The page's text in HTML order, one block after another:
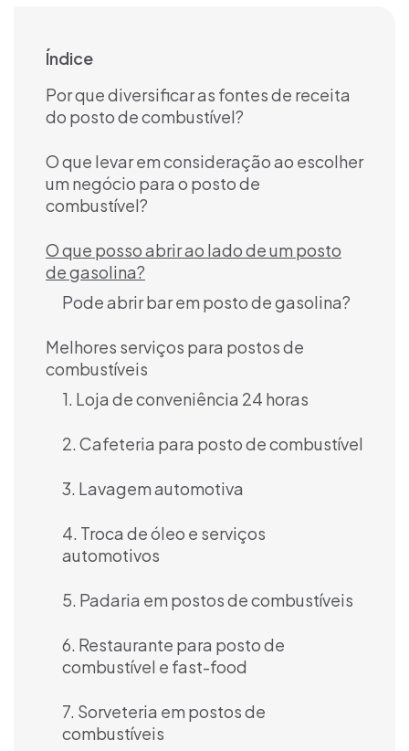
Índice
Por que diversificar as fontes de receita
do posto de combustível?
O que levar em consideração ao escolher
um negócio para o posto de
combustível?
O que posso abrir ao lado de um posto
de gasolina?
Pode abrir bar em posto de gasolina?
Melhores serviços para postos de
combustíveis
1. Loja de conveniência 24 horas
2. Cafeteria para posto de combustível
3. Lavagem automotiva
4. Troca de óleo e serviços
automotivos
5. Padaria em postos de combustíveis
6. Restaurante para posto de
combustível e fast-food
7. Sorveteria em postos de
combustíveis